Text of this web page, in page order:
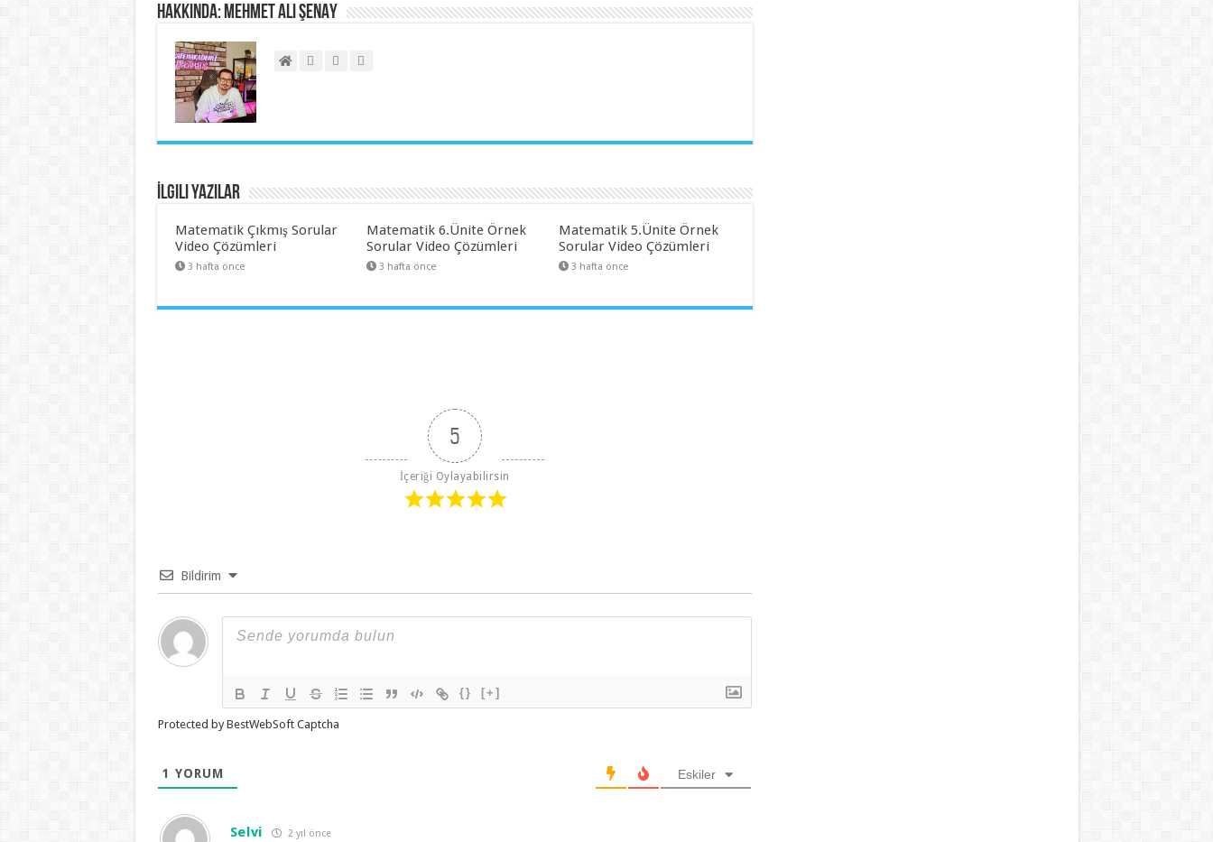
Hakkında: Mehmet Ali ŞENAY
İlgili Yazılar
Matematik Çıkmış Sorular
Video Çözümleri
3 hafta önce
Matematik 6.Ünite Örnek
Sorular Video Çözümleri
3 hafta önce
Matematik 5.Ünite Örnek
Sorular Video Çözümleri
3 hafta önce
5
İçeriği Oylayabilirsin
Bildirim
{} [+]
Protected by BestWebSoft Captcha
1 YORUM Eskiler
Selvi 2 yıl önce